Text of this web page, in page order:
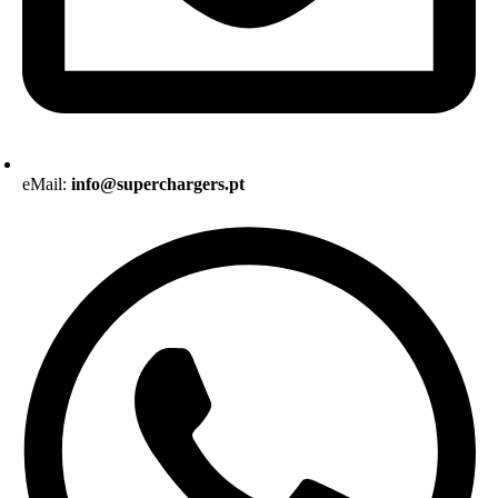
eMail: info@superchargers.pt